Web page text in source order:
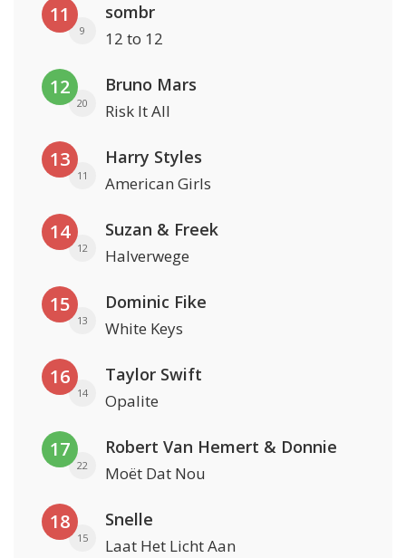
11
9
sombr
12 to 12
12
20
Bruno Mars
Risk It All
13
11
Harry Styles
American Girls
14
12
Suzan & Freek
Halverwege
15
13
Dominic Fike
White Keys
16
14
Taylor Swift
Opalite
17
22
Robert Van Hemert & Donnie
Moët Dat Nou
18
15
Snelle
Laat Het Licht Aan